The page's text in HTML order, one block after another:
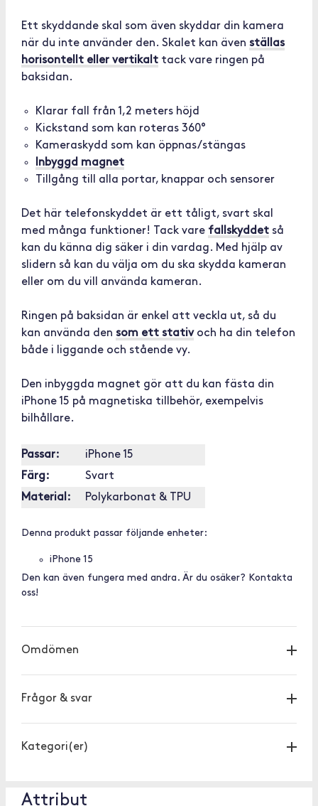
Ett skyddande skal som även skyddar din kamera
när du inte använder den. Skalet kan även ställas
horisontellt eller vertikalt tack vare ringen på
baksidan.
Klarar fall från 1,2 meters höjd
Kickstand som kan roteras 360°
Kameraskydd som kan öppnas/stängas
Inbyggd magnet
Tillgång till alla portar, knappar och sensorer
Det här telefonskyddet är ett tåligt, svart skal
med många funktioner! Tack vare fallskyddet så
kan du känna dig säker i din vardag. Med hjälp av
slidern så kan du välja om du ska skydda kameran
eller om du vill använda kameran.
Ringen på baksidan är enkel att veckla ut, så du
kan använda den som ett stativoch ha din telefon
både i liggande och stående vy.
Den inbyggda magnet gör att du kan fästa din
iPhone 15 på magnetiska tillbehör, exempelvis
bilhållare.
Passar:
iPhone 15
Färg:
Svart
Material:
Polykarbonat & TPU
Denna produkt passar följande enheter:
iPhone 15
Den kan även fungera med andra. Är du osäker? Kontakta
oss!
Omdömen
Frågor & svar
Kategori(er)
Attribut